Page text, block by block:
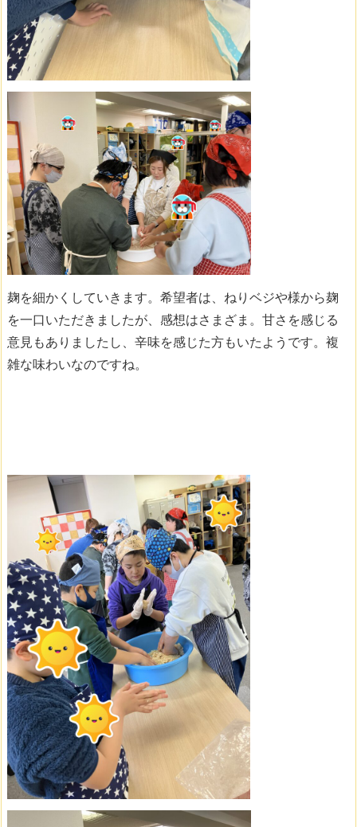
麹を細かくしていきます。希望者は、ねりベジや様から麹
を一口いただきましたが、感想はさまざま。甘さを感じる
意見もありましたし、辛味を感じた方もいたようです。複
雑な味わいなのですね。